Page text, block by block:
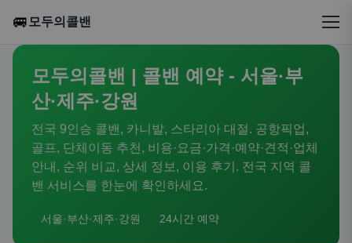
🚐 모두의콜밴
모두의콜밴 | 콜밴 예약 - 서울·부
산·제주·강원
전국 9인승 콜밴, 카니발, 스타리아 대절. 공항픽업,
골프, 단체이동 추천, 비용·요금·가격·예약·견적·업체
안내, 순위 비교, 상세 정보, 이용 후기. 전국 지역 콜
밴 서비스를 한눈에 확인하세요.
서울·부산·제주·강원 24시간 예약